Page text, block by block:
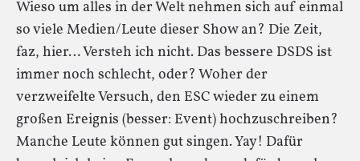
Wieso um alles in der Welt nehmen sich auf einmal
so viele Medien/Leute dieser Show an? Die Zeit,
faz, hier… Versteh ich nicht. Das bessere DSDS ist
immer noch schlecht, oder? Woher der
verzweifelte Versuch, den ESC wieder zu einem
großen Ereignis (besser: Event) hochzuschreiben?
Manche Leute können gut singen. Yay! Dafür